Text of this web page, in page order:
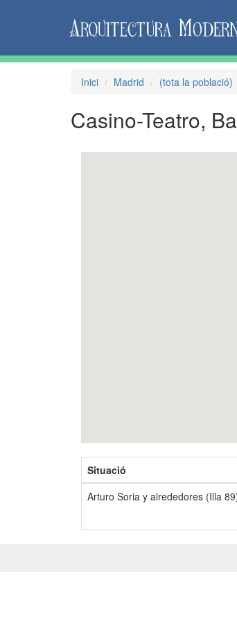
Inici Madrid (tota la població)
Casino-Teatro,
Situació
Arturo Soria y alrededores (Illa